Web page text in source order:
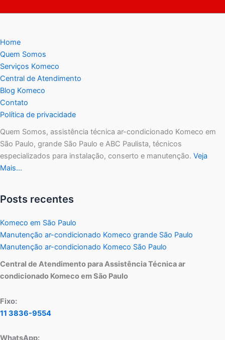
Home
Quem Somos
Serviços Komeco
Central de Atendimento
Blog Komeco
Contato
Política de privacidade
Quem Somos, assistência técnica ar-condicionado Komeco em
São Paulo, grande São Paulo e ABC Paulista, técnicos
especializados para instalação, conserto e manutenção. Veja
Mais…
Posts recentes
Komeco em São Paulo
Manutenção ar-condicionado Komeco grande São Paulo
Manutenção ar-condicionado Komeco São Paulo
Central de Atendimento para Assistência Técnica ar
condicionado Komeco em São Paulo
Fixo:
11 3836-9554